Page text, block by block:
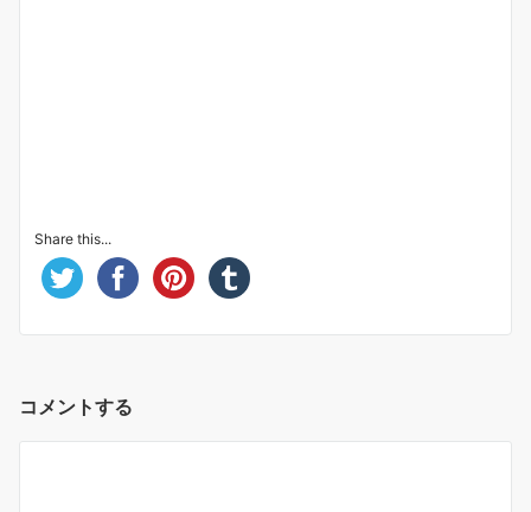
Share this...
コメントする